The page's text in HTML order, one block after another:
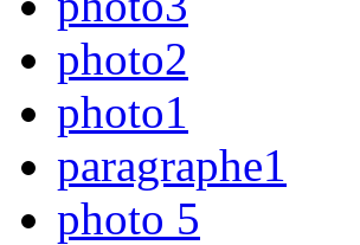
photo2
photo1
paragraphe1
photo 5